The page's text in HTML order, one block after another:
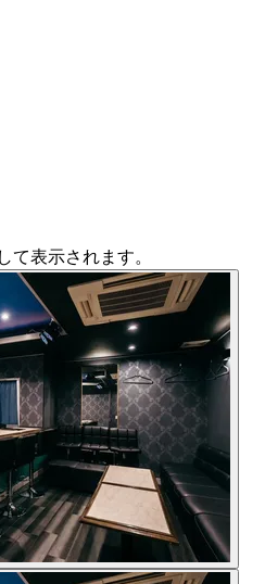
て表示されます。